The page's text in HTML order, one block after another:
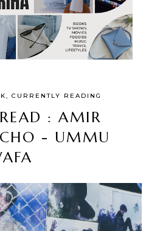
CURRENTLY READING
: AMIR
- UMMU